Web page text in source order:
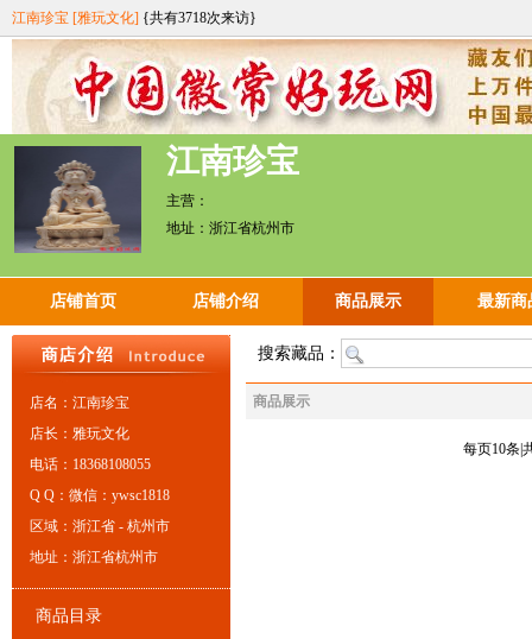
江南珍宝 [雅玩文化] {共有3718次来访}
江南珍宝
主营：
地址：浙江省杭州市
店铺首页 店铺介绍 商品展示 最新商
店名：江南珍宝
店长：雅玩文化
电话：18368108055
Q Q：微信：ywsc1818
区域：浙江省 - 杭州市
地址：浙江省杭州市
商品目录
搜索藏品：
商品展示
每页10条|